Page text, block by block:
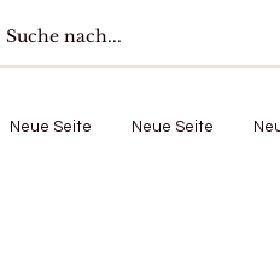
Neue Seite Neue Seite